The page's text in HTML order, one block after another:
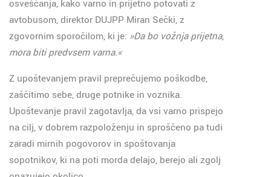
osveščanja, kako varno in prijetno potovati z
avtobusom, direktor DUJPP Miran Sečki, z
zgovornim sporočilom, ki je: »Da bo vožnja prijetna,
mora biti predvsem varna.«
Z upoštevanjem pravil preprečujemo poškodbe,
zaščitimo sebe, druge potnike in voznika.
Upoštevanje pravil zagotavlja, da vsi varno prispejo
na cilj, v dobrem razpoloženju in sproščeno pa tudi
zaradi mirnih pogovorov in spoštovanja
sopotnikov, ki na poti morda delajo, berejo ali zgolj